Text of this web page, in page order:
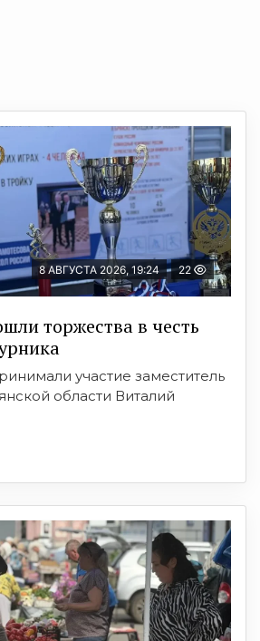
8 АВГУСТА 2026, 19:24 22
торжества в честь
участие заместитель
области Виталий